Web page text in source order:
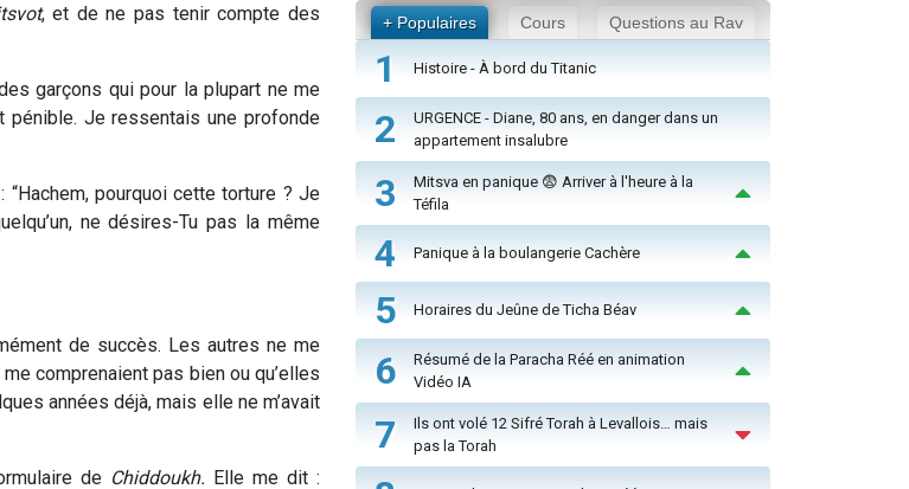
, et de ne pas tenir compte des
garçons qui pour la plupart ne me
pénible. Je ressentais une profonde
pourquoi cette torture ? Je
ne désires-Tu pas la même
de succès. Les autres ne me
comprenaient pas bien ou qu’elles
années déjà, mais elle ne m’avait
de Chiddoukh. Elle me dit :
+ Populaires Cours Questions au Rav
1 Histoire - À bord du Titanic
2
URGENCE - Diane, 80 ans, en danger dans un
appartement insalubre
3
Mitsva en panique 😨 Arriver à l'heure à la
Téfila
4 Panique à la boulangerie Cachère
5 Horaires du Jeûne de Ticha Béav
6
Résumé de la Paracha Réé en animation
Vidéo IA
7
Ils ont volé 12 Sifré Torah à Levallois… mais
pas la Torah